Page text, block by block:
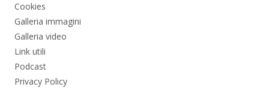
Cookies
Galleria immagini
Galleria video
Link utili
Podcast
Privacy Policy